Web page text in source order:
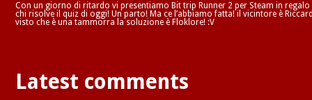
Con un giorno di ritardo vi presentiamo Bit trip Runner 2 per Steam in regalo
chi risolve il quiz di oggi! Un parto! Ma ce l’abbiamo fatta! il vicintore è
visto che è una tammorra la soluzione è Floklore! :V
Latest comments